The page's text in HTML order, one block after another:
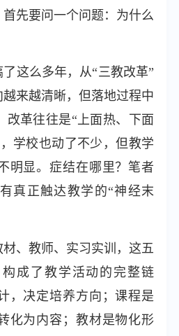
先要问一个问题：为什么
这么多年，从“三教改革”
越来越清晰，但落地过程中
改革往往是“上面热、下面
学校也动了不少，但教学
明显。症结在哪里？笔者
真正触达教学的“神经末
、教师、实习实训，这五
成了教学活动的完整链
，决定培养方向；课程是
化为内容；教材是物化形